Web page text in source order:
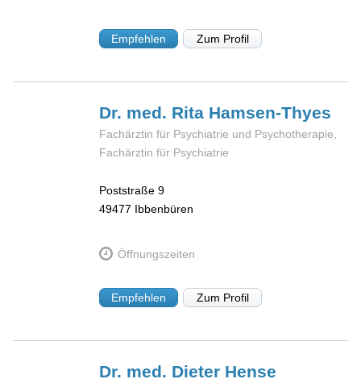
Empfehlen Zum Profil
Dr. med. Rita Hamsen-Thyes
Fachärztin für Psychiatrie und Psychotherapie,
Fachärztin für Psychiatrie
Poststraße 9
49477 Ibbenbüren
Öffnungszeiten
Empfehlen Zum Profil
Dr. med. Dieter Hense